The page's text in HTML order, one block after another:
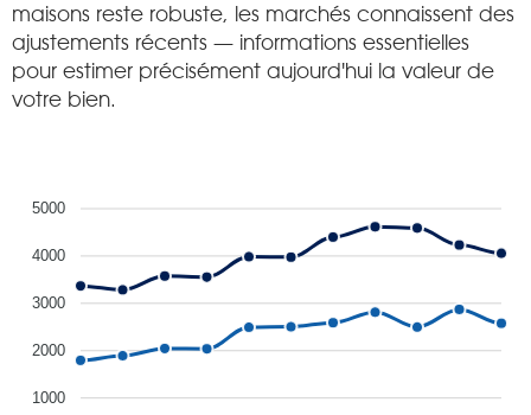
maisons reste robuste, les marchés connaissent des
ajustements récents — informations essentielles
pour estimer précisément aujourd'hui la valeur de
votre bien.
5000
4000
3000
2000
1000